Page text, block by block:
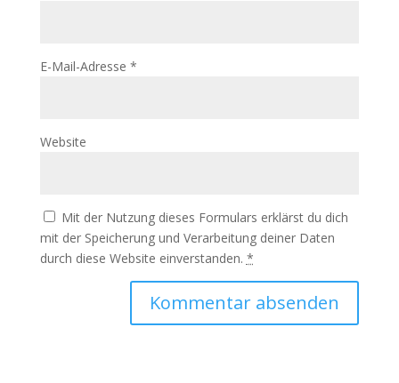
E-Mail-Adresse *
Website
Mit der Nutzung dieses Formulars erklärst du dich
mit der Speicherung und Verarbeitung deiner Daten
durch diese Website einverstanden. *